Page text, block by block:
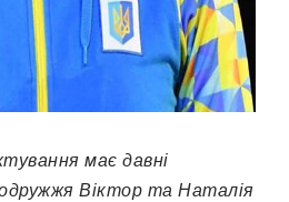
має давні
Віктор та Наталія